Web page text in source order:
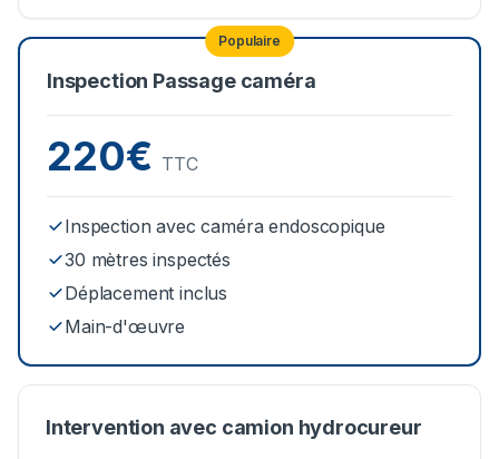
Populaire
Inspection Passage caméra
220€ TTC
Inspection avec caméra endoscopique
30 mètres inspectés
Déplacement inclus
Main-d'œuvre
Intervention avec camion hydrocureur